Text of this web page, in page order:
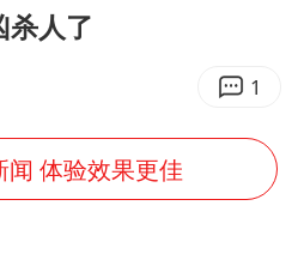
回应车内过夜被收150元
儿子陪躺平老爹体验外卖员火了
成本 千万市值蒸发
杀人了
1
闻 体验效果更佳